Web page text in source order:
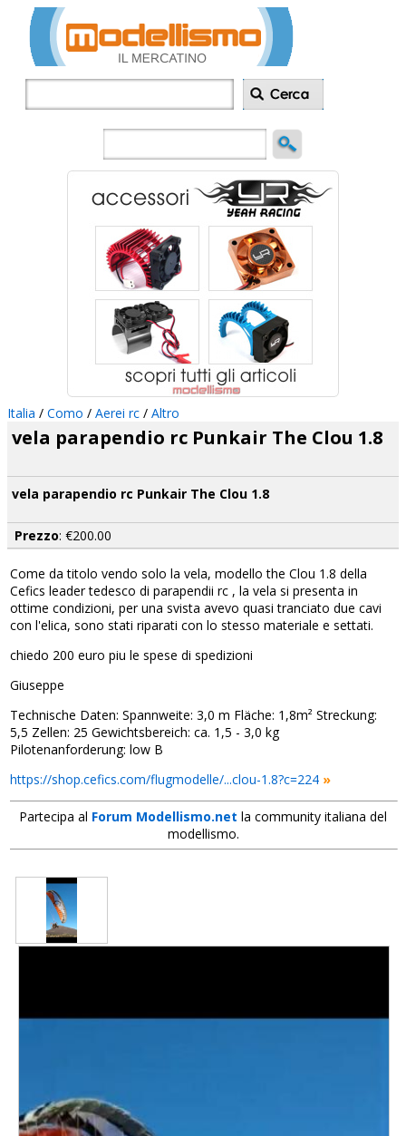
Italia / Como / Aerei rc / Altro
vela parapendio rc Punkair The Clou 1.8
vela parapendio rc Punkair The Clou 1.8
Prezzo: €200.00
Come da titolo vendo solo la vela, modello the Clou 1.8 della
Cefics leader tedesco di parapendii rc , la vela si presenta in
ottime condizioni, per una svista avevo quasi tranciato due cavi
con l'elica, sono stati riparati con lo stesso materiale e settati.
chiedo 200 euro piu le spese di spedizioni
Giuseppe
Technische Daten: Spannweite: 3,0 m Fläche: 1,8m² Streckung:
5,5 Zellen: 25 Gewichtsbereich: ca. 1,5 - 3,0 kg
Pilotenanforderung: low B
https://shop.cefics.com/flugmodelle/...clou-1.8?c=224 »
Partecipa al Forum Modellismo.net la community italiana del
modellismo.